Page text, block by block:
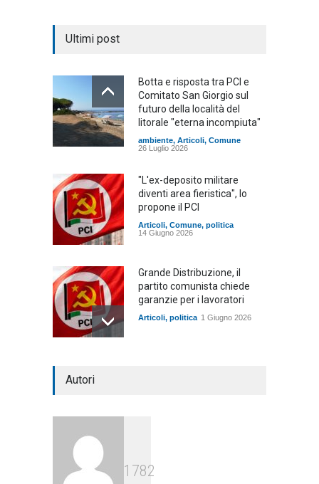
Ultimi post
Botta e risposta tra PCI e
Comitato San Giorgio sul
futuro della località del
litorale "eterna incompiuta"
ambiente, Articoli, Comune
26 Luglio 2026
"L'ex-deposito militare
diventi area fieristica", lo
propone il PCI
Articoli, Comune, politica
14 Giugno 2026
Grande Distribuzione, il
partito comunista chiede
garanzie per i lavoratori
Articoli, politica 1 Giugno 2026
Autori
1782